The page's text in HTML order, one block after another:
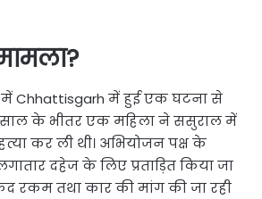
में Chhattisgarh में हुई एक घटना से
साल के भीतर एक महिला ने ससुराल में
कर ली थी। अभियोजन पक्ष के
दहेज के लिए प्रताड़ित किया जा
रकम तथा कार की मांग की जा रही